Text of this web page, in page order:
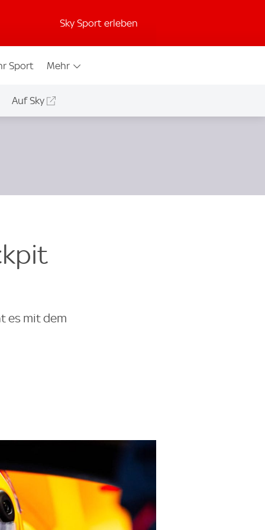
Sky Sport erleben
Sport Mehr
Auf Sky
es mit dem